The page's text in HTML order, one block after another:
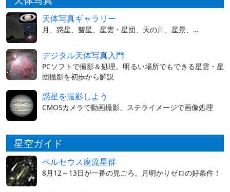
天体写真ギャラリー
月、惑星、彗星、星雲・星団、天の川、星景、…
デジタル天体写真入門
PCソフトで撮影＆処理。明るい場所でもできる星雲・星
団撮影を初歩から解説
惑星を撮影しよう
CMOSカメラで動画撮影、ステライメージで画像処理
星空ガイド
ペルセウス座流星群
8月12～13日が一番の見ごろ。月明かりゼロの好条件！